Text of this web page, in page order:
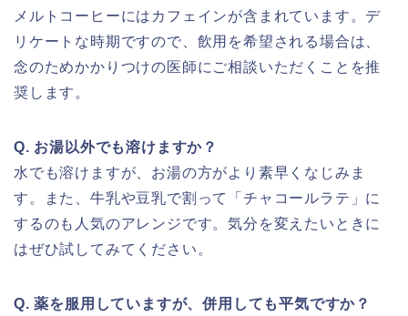
メルトコーヒーにはカフェインが含まれています。デ
リケートな時期ですので、飲用を希望される場合は、
念のためかかりつけの医師にご相談いただくことを推
奨します。
Q. お湯以外でも溶けますか？
水でも溶けますが、お湯の方がより素早くなじみま
す。また、牛乳や豆乳で割って「チャコールラテ」に
するのも人気のアレンジです。気分を変えたいときに
はぜひ試してみてください。
Q. 薬を服用していますが、併用しても平気ですか？